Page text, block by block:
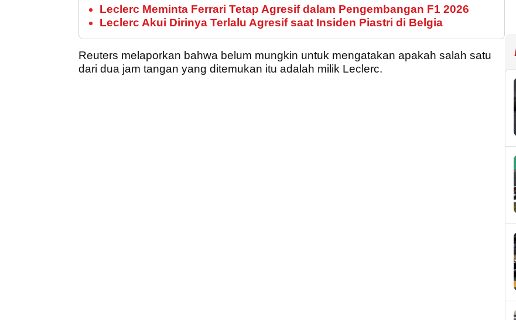
Leclerc Meminta Ferrari Tetap Agresif dalam Pengembangan F1 2026
Leclerc Akui Dirinya Terlalu Agresif saat Insiden Piastri di Belgia
Reuters melaporkan bahwa belum mungkin untuk mengatakan apakah salah satu
dari dua jam tangan yang ditemukan itu adalah milik Leclerc.